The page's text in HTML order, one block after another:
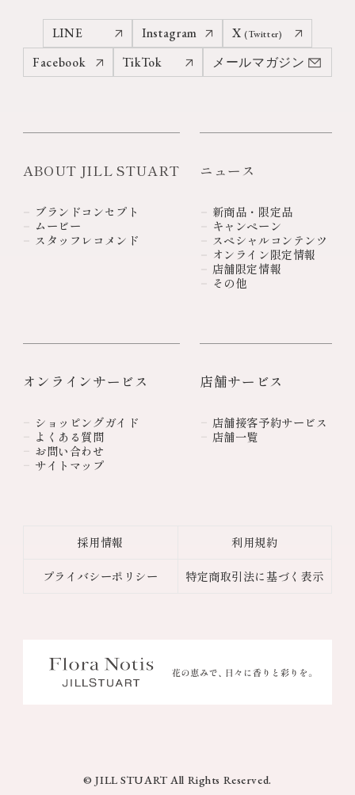
LINE Instagram X (Twitter)
Facebook TikTok メールマガジン
ABOUT JILL STUART
ブランドコンセプト
ムービー
スタッフレコメンド
ニュース
新商品・限定品
キャンペーン
スペシャルコンテンツ
オンライン限定情報
店舗限定情報
その他
オンラインサービス
ショッピングガイド
よくある質問
お問い合わせ
サイトマップ
店舗サービス
店舗接客予約サービス
店舗一覧
採用情報
プライバシーポリシー
利用規約
特定商取引法に基づく表示
© JILL STUART All Rights Reserved.